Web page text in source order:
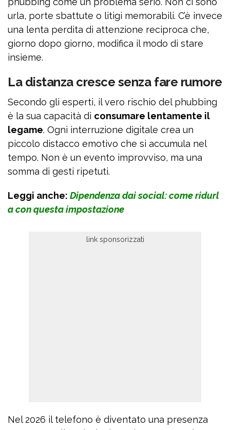
urla, porte sbattute o litigi memorabili. C’è invece
una lenta perdita di attenzione reciproca che,
giorno dopo giorno, modifica il modo di stare
insieme.
La distanza cresce senza fare rumore
Secondo gli esperti, il vero rischio del phubbing
è la sua capacità di consumare lentamente il
legame. Ogni interruzione digitale crea un
piccolo distacco emotivo che si accumula nel
tempo. Non è un evento improvviso, ma una
somma di gesti ripetuti.
Leggi anche: Dipendenza dai social: come ridurl
a con questa impostazione
Nel 2026 il telefono è diventato una presenza